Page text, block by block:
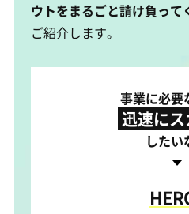
ウトをまるごと請け負って
ご紹介します。
事業に必要
迅速に
したい